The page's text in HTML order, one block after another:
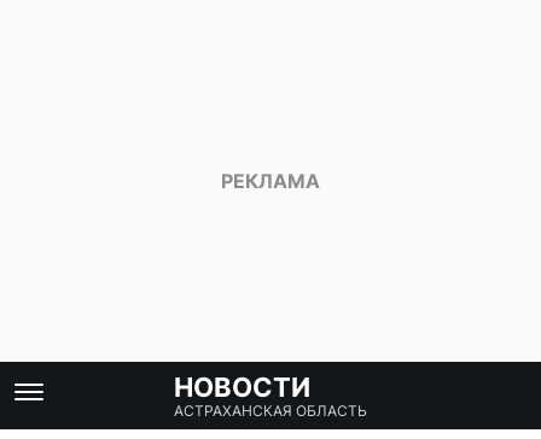
НОВОСТИ
АСТРАХАНСКАЯ ОБЛАСТЬ